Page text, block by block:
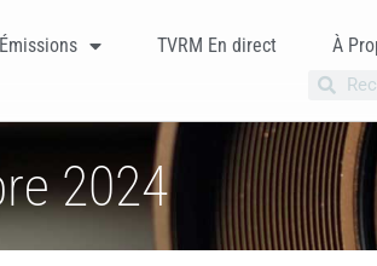
Émissions TVRM En direct À
2024